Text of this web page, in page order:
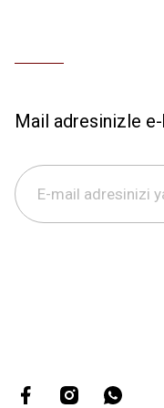
Mail adresinizle